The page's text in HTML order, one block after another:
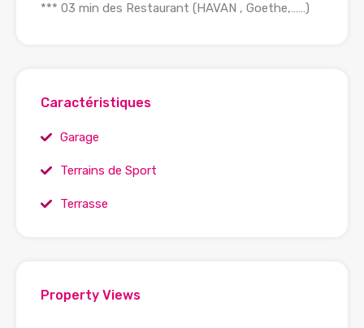
*** 03 min des Restaurant (HAVAN , Goethe,……)
Caractéristiques
Garage
Terrains de Sport
Terrasse
Property Views